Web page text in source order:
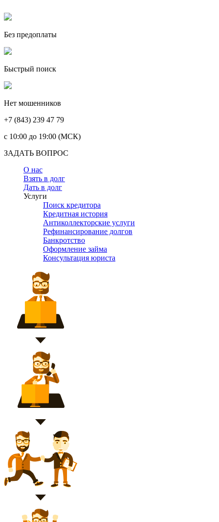
Без предоплаты
Быстрый поиск
Нет мошенников
+7 (843) 239 47 79
c 10:00 до 19:00 (МСК)
ЗАДАТЬ ВОПРОС
О нас
Взять в долг
Дать в долг
Услуги
Поиск кредитора
Кредитная история
Антиколлекторские услуги
Рефинансирование долгов
Банкротство
Оформление займа
Консультация юриста